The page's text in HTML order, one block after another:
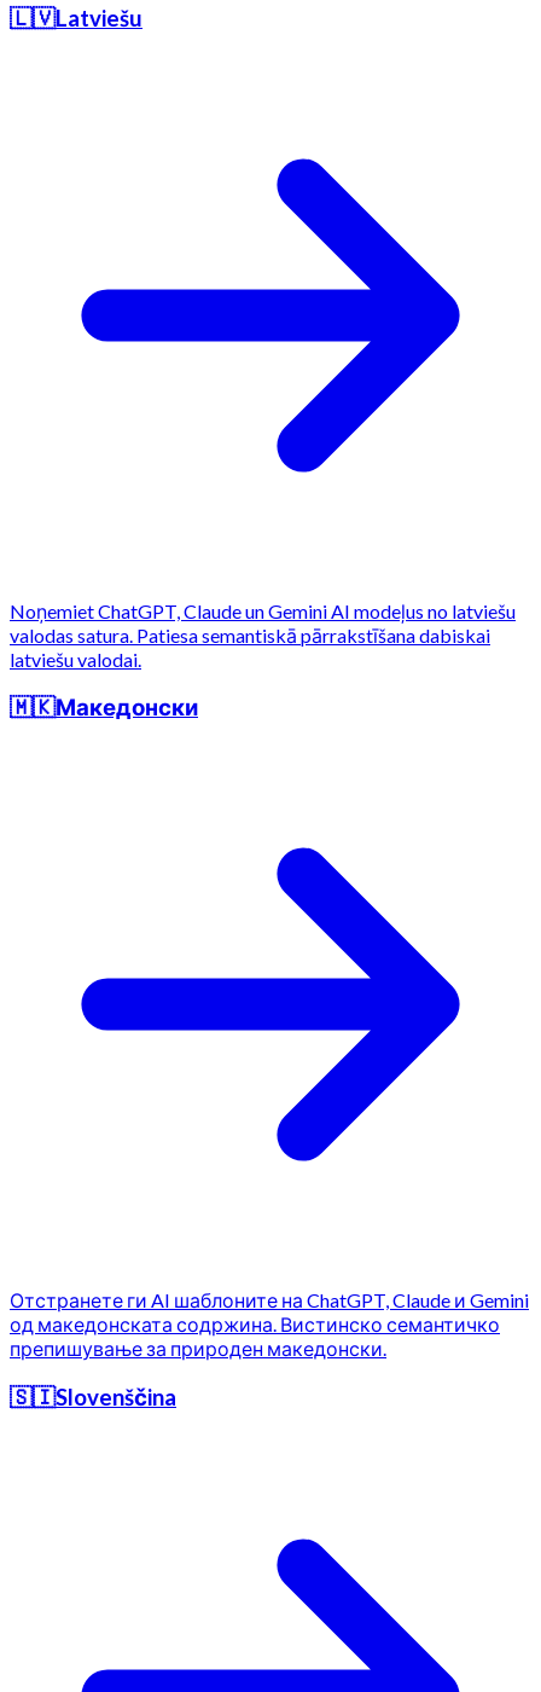
🇱🇻Latviešu
Noņemiet ChatGPT, Claude un Gemini AI modeļus no latviešu
valodas satura. Patiesa semantiskā pārrakstīšana dabiskai
latviešu valodai.
🇲🇰Македонски
Отстранете ги AI шаблоните на ChatGPT, Claude и Gemini
од македонската содржина. Вистинско семантичко
препишување за природен македонски.
🇸🇮Slovenščina